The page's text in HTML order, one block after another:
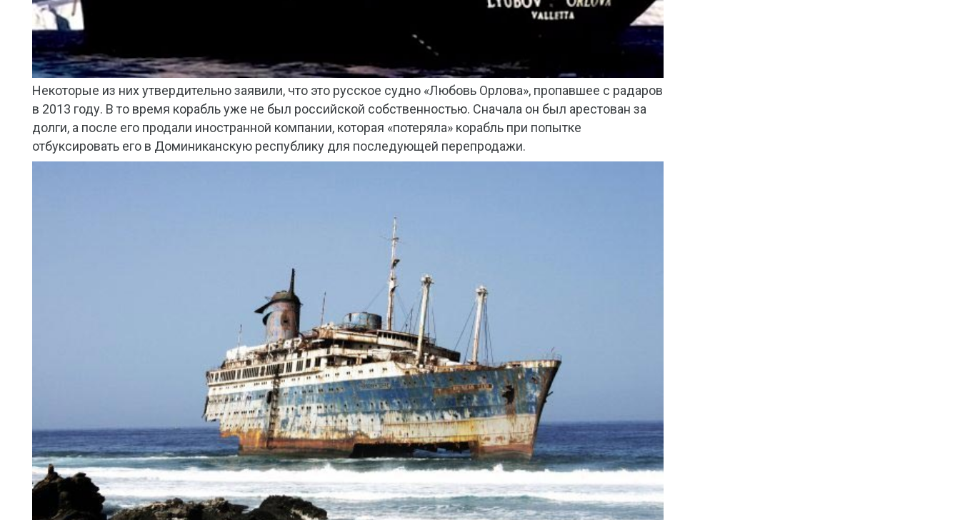
Некоторые из них утвердительно заявили, что это русское судно «Любовь Орлова», пропавшее с радаров
в 2013 году. В то время корабль уже не был российской собственностью. Сначала он был арестован за
долги, а после его продали иностранной компании, которая «потеряла» корабль при попытке
отбуксировать его в Доминиканскую республику для последующей перепродажи.